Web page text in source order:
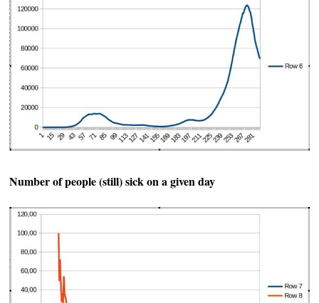
Number of people (still) sick on a given day